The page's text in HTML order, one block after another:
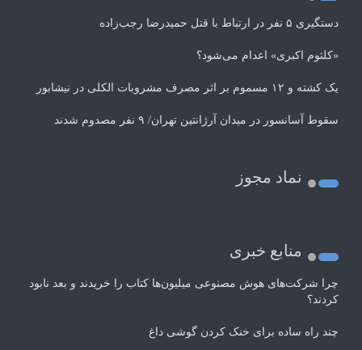
دستگیری ۵ نفر در ارتباط با قتل حمیدرضا رجب‌زاده
«کلثوم اکبری» اعدام می‌شود؟
یک کشته و ۱۲ مسموم بر اثر مصرف مشروبات الکلی در نیشابور
سقوط آسانسور در میدان آرژانتین تهران/ ۹ نفر مصدوم شدند
نماد مجوز
منابع خبری
چرا شرکت‌های هوش مصنوعی میلیون‌ها کتاب را خریدند و بعد نابود
کردند؟
چند راه‌ ساده برای خنک کردن گوشی داغ